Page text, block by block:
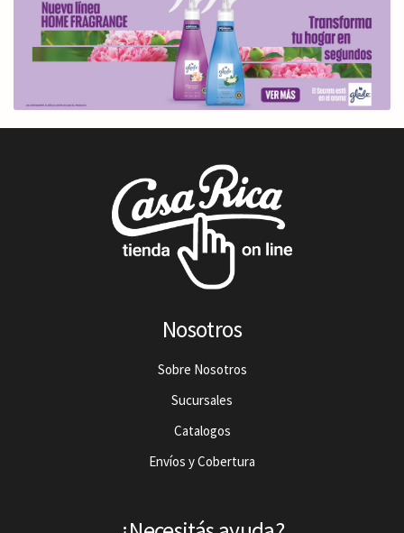
Nosotros
Sobre Nosotros
Sucursales
Catalogos
Envíos y Cobertura